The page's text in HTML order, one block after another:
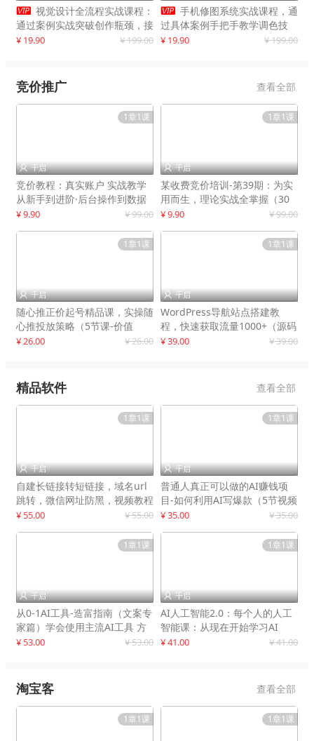
 视觉设计全流程实战课程：
通过案例实战突破创作瓶颈，接
单月入20000+
¥ 19.90 ¥ 199.00
 手机修图系统实战课程，通
过具体案例手把手教学调色技
巧，实现副业变现
¥ 19.90 ¥ 199.00
竞价推广 查看全部
1章1课
 千启
竞价教程：真实账户 实战教学
从新手到进阶·后台操作到数据
优化
¥ 9.90 ¥ 99.00
1章1课
 千启
某收费竞价培训-第39期：为实
用而生，理论实战全掌握（30
节课）
¥ 9.90 ¥ 99.00
1章1课
 千启
随心推正价起号精品课，实操随
心推投放策略（5节课-价值
298）
¥ 26.00 ¥ 26.00
1章1课
 千启
WordPress导航站点搭建教
程，快速获取流量1000+（源码
+教程）
¥ 39.00 ¥ 39.00
精品软件 查看全部
1章1课
 千启
自建长链接转短链接，域名url
跳转，微信网址防黑，视频教程
手把手教你
¥ 55.00 ¥ 55.00
1章1课
 千启
普通人真正可以做的AI赚钱项
目-如何利用AI写爆款（5节视频
课）
¥ 35.00 ¥ 35.00
1章1课
 千启
从0-1AI工具-造富指南（文案专
家篇）学会使用主流AI工具 方
法和心法的融合
¥ 53.00 ¥ 53.00
1章1课
 千启
AI人工智能2.0：每个人的人工
智能课：从现在开始学习AI
¥ 41.00 ¥ 41.00
淘宝客 查看全部
1章1课 1章1课